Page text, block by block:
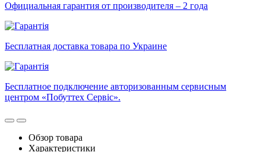
Официальная гарантия от производителя – 2 года
Бесплатная доставка товара по Украине
Бесплатное подключение авторизованным сервисным
центром «Побуттех Сервіс».
Обзор товара
Характеристики